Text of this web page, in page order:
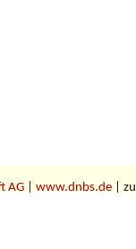
AG| www.dnbs.de|